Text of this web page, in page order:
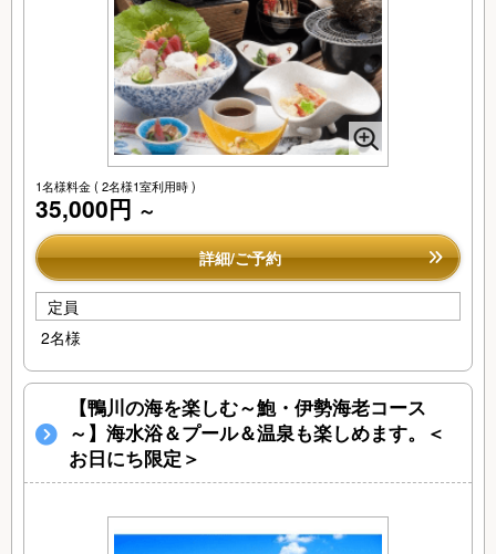
1名様料金( 2名様1室利用時 )
35,000円 ～
詳細/ご予約
定員
2名様
【鴨川の海を楽しむ～鮑・伊勢海老コース
～】海水浴＆プール＆温泉も楽しめます。＜
お日にち限定＞